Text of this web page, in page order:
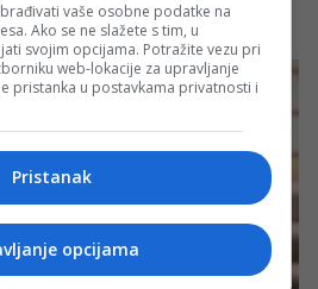
vaše osobne podatke na
Ako se ne slažete s tim, u
svojim opcijama. Potražite vezu pri
web-lokacije za upravljanje
pristanka u postavkama privatnosti i
Pristanak
opcijama